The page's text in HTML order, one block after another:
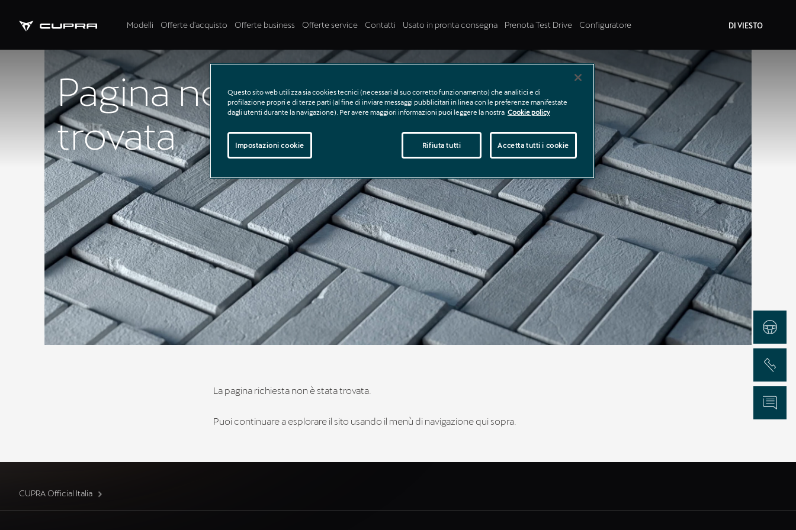
Modelli Offerte d'acquisto Offerte business Offerte service Contatti Usato in pronta consegna Prenota Test Drive Configuratore DI VIESTO
Pagina non
trovata
La pagina richiesta non è stata trovata.
Puoi continuare a esplorare il sito usando il menù di navigazione qui sopra.
CUPRA Official Italia
Test Drive
Chiama
Informazioni
Questo sito web utilizza sia cookies tecnici (necessari al suo corretto funzionamento) che analitici e di
profilazione propri e di terze parti (al fine di inviare messaggi pubblicitari in linea con le preferenze manifestate
dagli utenti durante la navigazione). Per avere maggiori informazioni puoi leggere la nostra Cookie policy
Rifiuta tutti Accetta tutti i cookie
Impostazioni cookie